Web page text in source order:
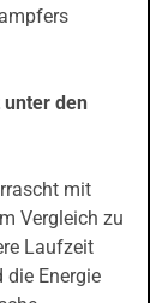
unter den
mit
Vergleich zu
Laufzeit
die Energie